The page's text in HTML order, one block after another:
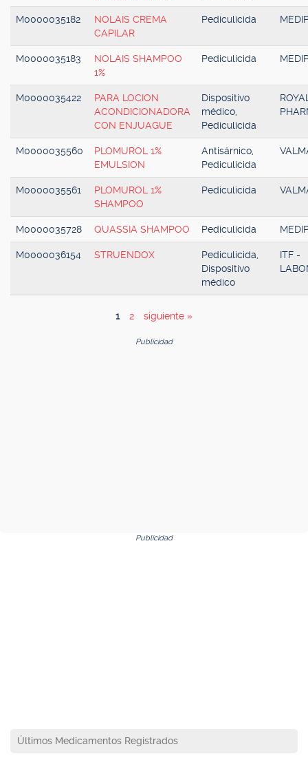
M0000035182
NOLAIS CREMA
CAPILAR
Pediculicida
M0000035183
NOLAIS SHAMPOO
1%
Pediculicida
M0000035422
PARA LOCION
ACONDICIONADORA
CON ENJUAGUE
Dispositivo
médico,
Pediculicida
M0000035560
PLOMUROL 1%
EMULSION
Antisárnico,
Pediculicida
M0000035561
PLOMUROL 1%
SHAMPOO
Pediculicida
M0000035728 QUASSIA SHAMPOO Pediculicida
M0000036154 STRUENDOX
Pediculicida,
Dispositivo
médico
ITF -
1 2 siguiente »
Publicidad
Publicidad
Últimos Medicamentos Registrados